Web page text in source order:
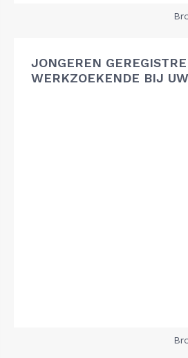
JONGEREN
WERKZOEKENDE BIJ